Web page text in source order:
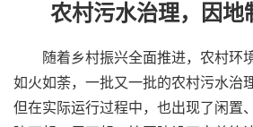
农村污水治理，因地
随着乡村振兴全面推进，农村环
如火如荼，一批又一批的农村污水治
但在实际运行过程中，也出现了闲置